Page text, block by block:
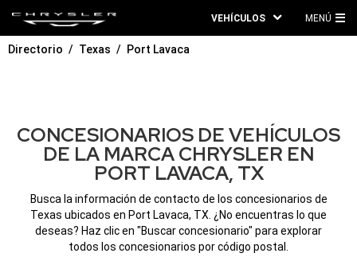
VEHÍCULOS MENÚ
Directorio Texas Port Lavaca
CONCESIONARIOS DE VEHÍCULOS
DE LA MARCA CHRYSLER EN
PORT LAVACA, TX
Busca la información de contacto de los concesionarios de
Texas ubicados en Port Lavaca, TX. ¿No encuentras lo que
deseas? Haz clic en "Buscar concesionario" para explorar
todos los concesionarios por código postal.